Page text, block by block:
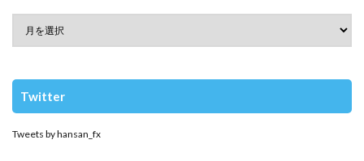
Twitter
Tweets by hansan_fx